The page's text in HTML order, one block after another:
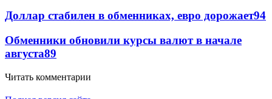
Доллар стабилен в обменниках, евро дорожает94
Обменники обновили курсы валют в начале
августа89
Читать комментарии